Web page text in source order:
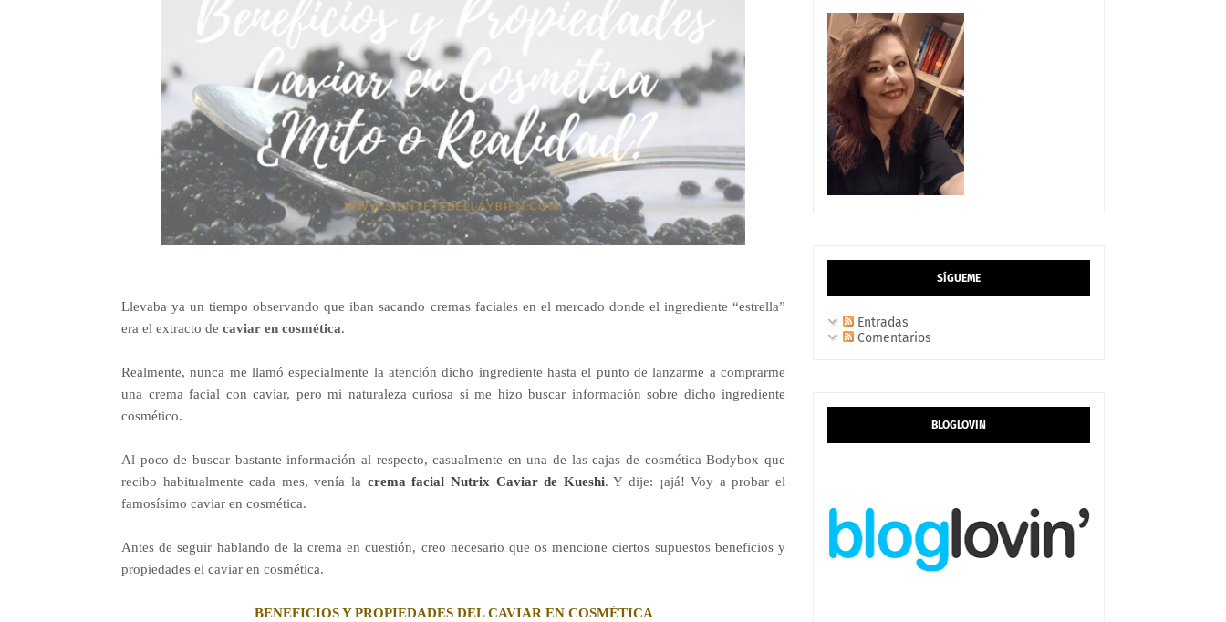
Llevaba ya un tiempo observando que iban sacando cremas faciales en el mercado donde el ingrediente “estrella”
era el extracto de caviar en cosmética.
Realmente, nunca me llamó especialmente la atención dicho ingrediente hasta el punto de lanzarme a comprarme
una crema facial con caviar, pero mi naturaleza curiosa sí me hizo buscar información sobre dicho ingrediente
cosmético.
Al poco de buscar bastante información al respecto, casualmente en una de las cajas de cosmética Bodybox que
recibo habitualmente cada mes, venía la crema facial Nutrix Caviar de Kueshi. Y dije: ¡ajá! Voy a probar el
famosísimo caviar en cosmética.
Antes de seguir hablando de la crema en cuestión, creo necesario que os mencione ciertos supuestos beneficios y
propiedades el caviar en cosmética.
BENEFICIOS Y PROPIEDADES DEL CAVIAR EN COSMÉTICA
SÍGUEME
Entradas
Comentarios
BLOGLOVIN